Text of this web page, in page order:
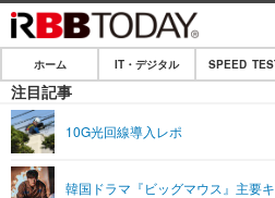
ホーム
IT・デジタル
SPEED TEST
ホーム IT・デジタル SPEED
注目記事
10G光回線導入レポ
韓国ドラマ『ビッグマウス』主要